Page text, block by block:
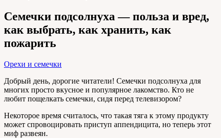
Семечки подсолнуха — польза и вред,
как выбрать, как хранить, как
пожарить
Орехи и семечки
Добрый день, дорогие читатели! Семечки подсолнуха для
многих просто вкусное и популярное лакомство. Кто не
любит пощелкать семечки, сидя перед телевизором?
Некоторое время считалось, что такая тяга к этому продукту
может спровоцировать приступ аппендицита, но теперь этот
миф развеян.